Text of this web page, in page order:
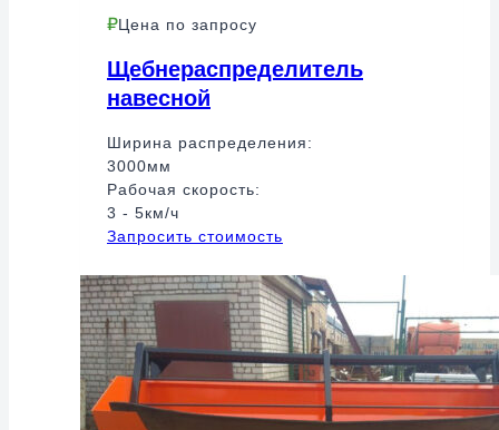
Цена по запросу
Щебнераспределитель
навесной
Ширина распределения:
3000мм
Рабочая скорость:
3 - 5км/ч
Запросить стоимость